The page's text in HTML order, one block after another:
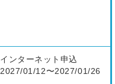
インターネット申込
2027/01/12〜2027/01/26